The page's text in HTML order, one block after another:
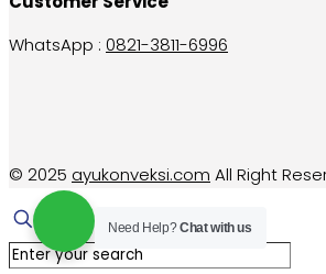
WhatsApp : 0821-3811-6996
© 2025 ayukonveksi.com All Right
Need Help?Chat with us